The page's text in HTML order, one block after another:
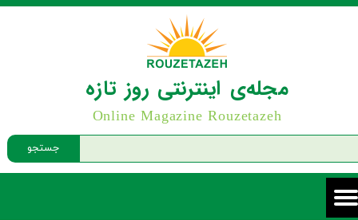
جستجو
مجله‌ی اینترنتی روز تازه
Online Magazine Rouzetazeh